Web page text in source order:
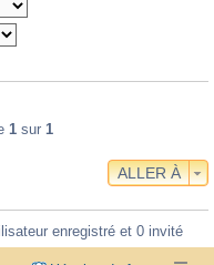
1 sur 1
ALLER À
enregistré et 0 invité